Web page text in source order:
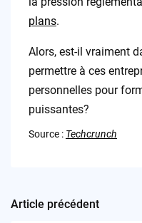
plans.
Alors, est-il vraiment
permettre à ces
personnelles pour
puissantes?
Source : Techcrunch
Post
Article précédent